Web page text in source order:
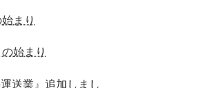
まり
始まり
送業』追加しまし